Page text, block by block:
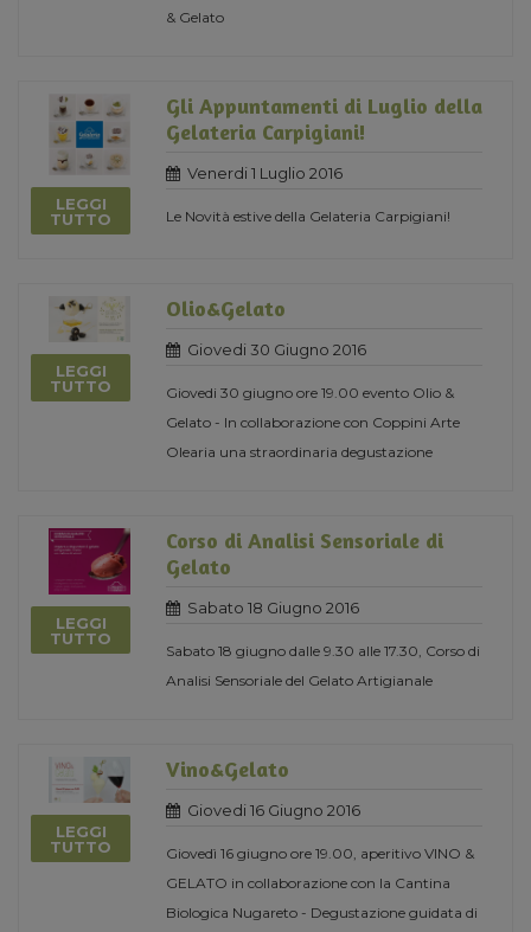
& Gelato
LEGGI
TUTTO
Gli Appuntamenti di Luglio della
Gelateria Carpigiani!
Venerdi 1 Luglio 2016
Le Novità estive della Gelateria Carpigiani!
LEGGI
TUTTO
Olio&Gelato
Giovedi 30 Giugno 2016
Giovedi 30 giugno ore 19.00 evento Olio &
Gelato - In collaborazione con Coppini Arte
Olearia una straordinaria degustazione
LEGGI
TUTTO
Corso di Analisi Sensoriale di
Gelato
Sabato 18 Giugno 2016
Sabato 18 giugno dalle 9.30 alle 17.30, Corso di
Analisi Sensoriale del Gelato Artigianale
LEGGI
TUTTO
Vino&Gelato
Giovedi 16 Giugno 2016
Giovedì 16 giugno ore 19.00, aperitivo VINO &
GELATO in collaborazione con la Cantina
Biologica Nugareto - Degustazione guidata di